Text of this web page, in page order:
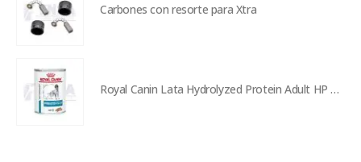
Carbones con resorte para Xtra
Royal Canin Lata Hydrolyzed Protein Adult HP Dog - 390 g